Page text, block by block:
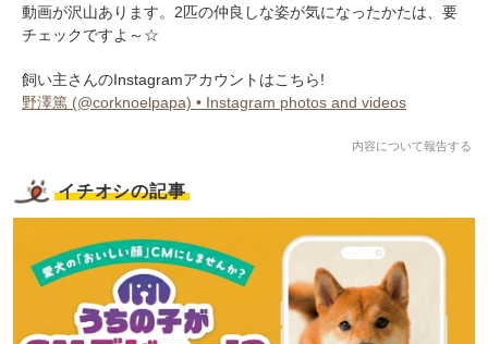
動画が沢山あります。2匹の仲良しな姿が気になったかたは、要
チェックですよ～☆
飼い主さんのInstagramアカウントはこちら!
野澤篤 (@corknoelpapa) • Instagram photos and videos
内容について報告する
イチオシの記事